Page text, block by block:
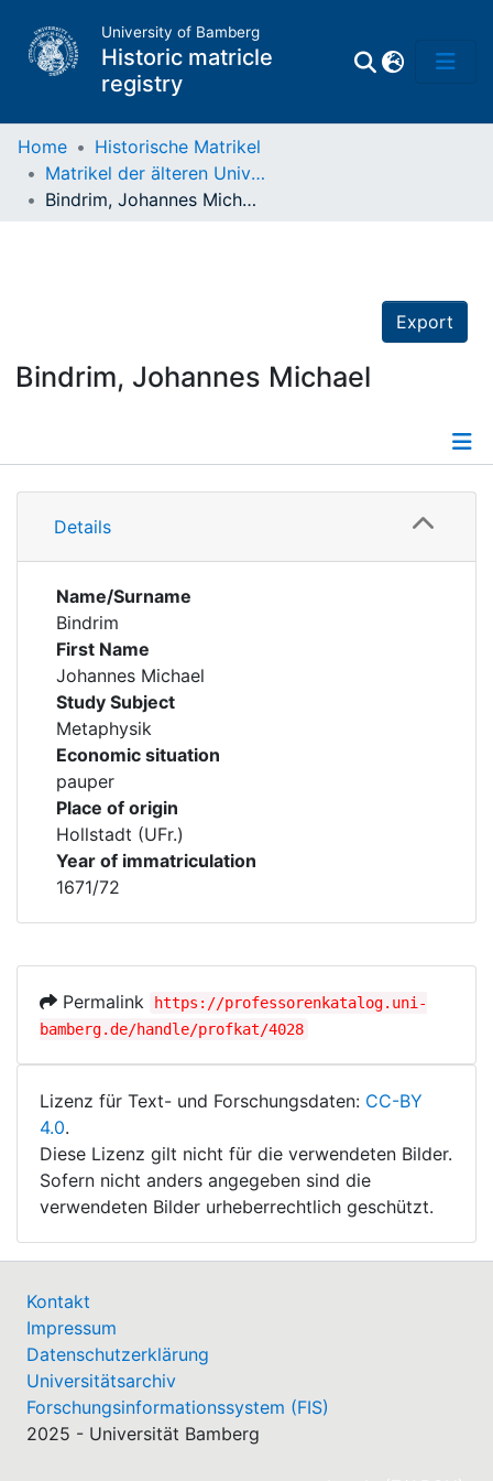
University of Bamberg
Historic matricle
registry
Matrikel
Home
Historische Matrikel
Matrikel der älteren Universität
Bindrim, Johannes Michael
Export
Bindrim, Johannes Michael
Details
Details
Name/Surname
Bindrim
First Name
Johannes Michael
Study Subject
Metaphysik
Economic situation
pauper
Place of origin
Hollstadt (UFr.)
Year of immatriculation
1671/72
Permalink
https://professorenkatalog.uni-
bamberg.de/handle/profkat/4028
Lizenz für Text- und Forschungsdaten: CC-BY
4.0.
Diese Lizenz gilt nicht für die verwendeten Bilder.
Sofern nicht anders angegeben sind die
verwendeten Bilder urheberrechtlich geschützt.
Kontakt
Impressum
Datenschutzerklärung
Universitätsarchiv
Forschungsinformationssystem (FIS)
2025 - Universität Bamberg